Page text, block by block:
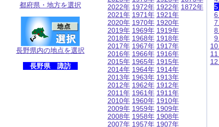
都府県・地方を選択
長野県内の地点を選択
長野県 諏訪
2022年
2021年
2020年
2019年
2018年
2017年
2016年
2015年
2014年
2013年
2012年
2011年
2010年
2009年
2008年
2007年
1972年
1971年
1970年
1969年
1968年
1967年
1966年
1965年
1964年
1963年
1962年
1961年
1960年
1959年
1958年
1957年
1922年
1921年
1920年
1919年
1918年
1917年
1916年
1915年
1914年
1913年
1912年
1911年
1910年
1909年
1908年
1907年
1872年